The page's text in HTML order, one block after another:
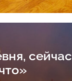
сейчас